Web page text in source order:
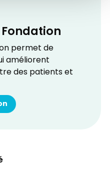
permet de
améliorent
des patients et